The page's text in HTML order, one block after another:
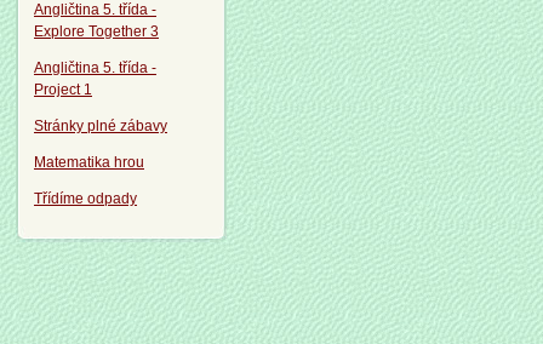
Angličtina 5. třída -
Explore Together 3
Angličtina 5. třída -
Project 1
Stránky plné zábavy
Matematika hrou
Třídíme odpady